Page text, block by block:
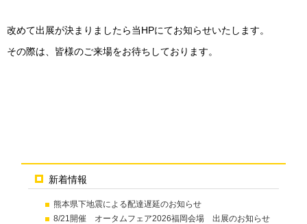
新着情報
熊本県下地震による配達遅延のお知らせ
8/21開催 オータムフェア2026福岡会場 出展のお知らせ
改めて出展が決まりましたら当HPにてお知らせいたします。
その際は、皆様のご来場をお待ちしております。